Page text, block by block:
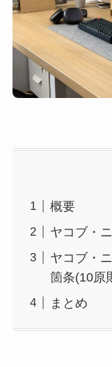
概要
ヤコブ・
ヤコブ・
箇条(10原
まとめ